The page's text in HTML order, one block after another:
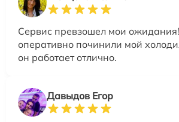
Сервис превзошел мои
оперативно починили мой
он работает отлично.
Давыдов Егор